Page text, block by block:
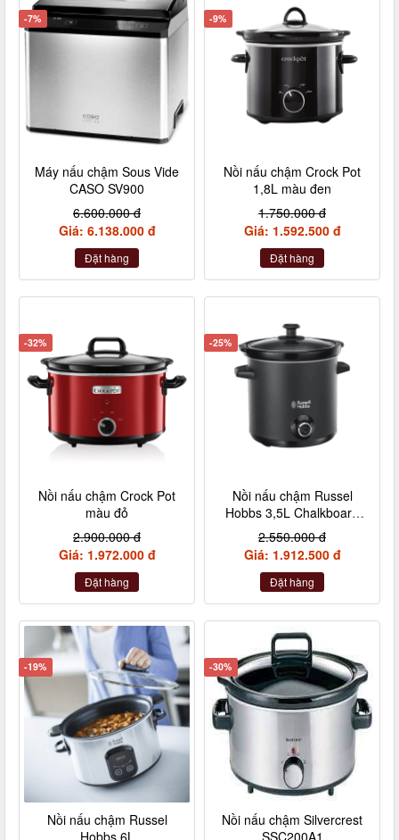
-7%
Máy nấu chậm Sous Vide
CASO SV900
6.600.000 đ
Giá: 6.138.000 đ
Đặt hàng
-9%
Nồi nấu chậm Crock Pot
1,8L màu đen
1.750.000 đ
Giá: 1.592.500 đ
Đặt hàng
-32%
Nồi nấu chậm Crock Pot
màu đỏ
2.900.000 đ
Giá: 1.972.000 đ
Đặt hàng
-25%
Nồi nấu chậm Russel
Hobbs 3,5L Chalkboard
màu đen
2.550.000 đ
Giá: 1.912.500 đ
Đặt hàng
-19%
Nồi nấu chậm Russel
-30%
Nồi nấu chậm Silvercrest